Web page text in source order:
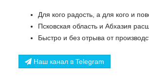
Для кого радость, а для кого и
Псковская область и Абхазия
Быстро и без отрыва от
Наш канал в Telegram